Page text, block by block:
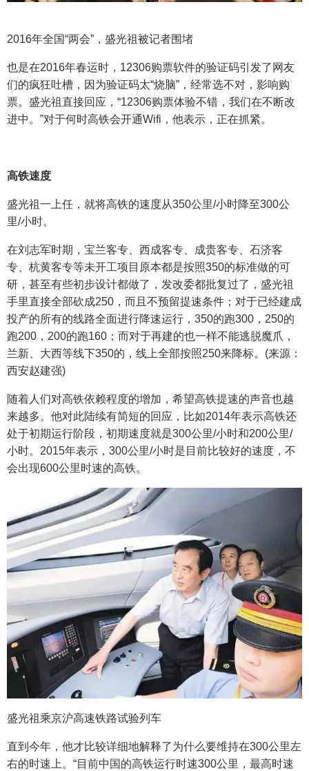
2016年全国“两会”，盛光祖被记者围堵
也是在2016年春运时，12306购票软件的验证码引发了网友
们的疯狂吐槽，因为验证码太“烧脑”，经常选不对，影响购
票。盛光祖直接回应，“12306购票体验不错，我们在不断改
进中。”对于何时高铁会开通Wifi，他表示，正在抓紧。
高铁速度
盛光祖一上任，就将高铁的速度从350公里/小时降至300公
里/小时。
在刘志军时期，宝兰客专、西成客专、成贵客专、石济客
专、杭黄客专等未开工项目原本都是按照350的标准做的可
研，甚至有些初步设计都做了，发改委都批复过了，盛光祖
手里直接全部砍成250，而且不预留提速条件；对于已经建成
投产的所有的线路全面进行降速运行，350的跑300，250的
跑200，200的跑160；而对于再建的也一样不能逃脱魔爪，
兰新、大西等线下350的，线上全部按照250来降标。(来源：
西安赵建强)
随着人们对高铁依赖程度的增加，希望高铁提速的声音也越
来越多。他对此陆续有简短的回应，比如2014年表示高铁还
处于初期运行阶段，初期速度就是300公里/小时和200公里/
小时。2015年表示，300公里/小时是目前比较好的速度，不
会出现600公里时速的高铁。
盛光祖乘京沪高速铁路试验列车
直到今年，他才比较详细地解释了为什么要维持在300公里左
右的时速上。“目前中国的高铁运行时速300公里，最高时速